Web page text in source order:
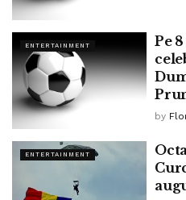
Sezonul 2020-2021 din Serie
septembrie.
Tags: catalin serban
lovitura
ENTERTAINMENT
Pe
by
ENTERTAINMENT